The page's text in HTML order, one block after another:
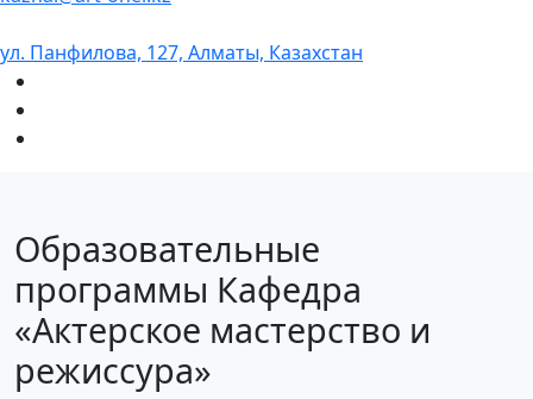
ул. Панфилова, 127, Алматы, Казахстан
Образовательные
программы Кафедра
«Актерское мастерство и
режиссура»